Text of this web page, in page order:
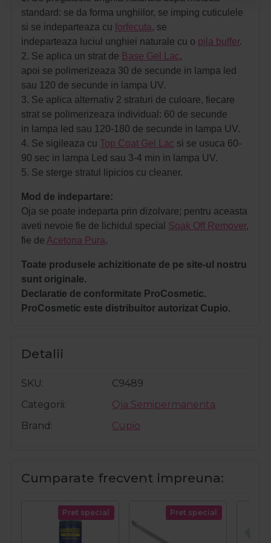
standard: se da forma unghiilor, se imping cuticulele
si se indeparteaza cu forfecuta, se
indeparteaza luciul unghiei naturale cu o pila buffer.
2. Se aplica un strat de Base Gel Lac,
apoi se polimerizeaza 30 de secunde in lampa led
sau 120 de secunde in lampa UV.
3. Se aplica alternativ 2 straturi de culoare, fiecare
strat se polimerizeaza individual: 60 de secunde
in lampa led sau 120-180 de secunde in lampa UV.
4. Se sigileaza cu Top Coat Gel Lac si se usuca 60-
90 sec in lampa Led sau 3-4 min in lampa UV.
5. Se sterge stratul lipicios cu cleaner.
Mod de indepartare:
Oja se poate indeparta prin dizolvare; pentru aceasta
aveti nevoie fie de lichidul special Soak Off Remover,
fie de Acetona Pura.
Toate produsele achizitionate de pe site-ul nostru
sunt originale.
Declaratie de conformitate ProCosmetic.
ProCosmetic este distribuitor autorizat Cupio.
Detalii
SKU
C9489
Categorii
Oja Semipermanenta
Brand
Cupio
Cumparate frecvent impreuna:
Pret special Pret special